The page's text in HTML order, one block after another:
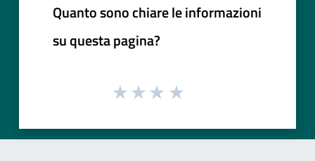
Quanto sono chiare le informazioni
su questa pagina?